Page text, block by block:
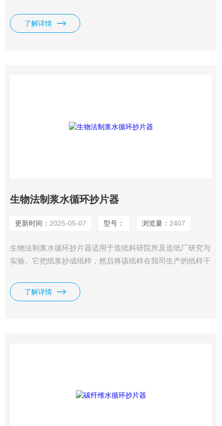
能和打浆工艺规范，它的技术指标符合我国造纸物理检验设备
的规定标准。
了解详情
生物法制浆水循环抄片器
更新时间： 2025-05-07 型号： 浏览量： 2407
生物法制浆水循环抄片器适用于造纸科研院所及造纸厂研究与
实验。它把纸浆抄成纸样，然后将该纸样在我司生产的纸样干
能和打浆工艺规范，它的技术指标符合我国造纸物理检验设备
的规定标准。
了解详情